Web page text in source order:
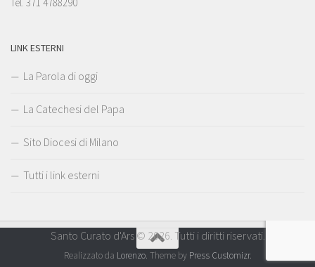
LINK ESTERNI
La Parola di oggi
La Catechesi del Papa
Sito Diocesi di Milano
Tutti i link esterni
Santo Curato d'Ars © 2026. Tutti i diritti riservati.
Realizzato da Lorenzo. Theme by Press Customizr.